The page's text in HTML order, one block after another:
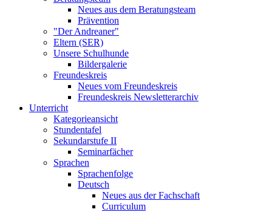
Neues aus dem Beratungsteam
Prävention
"Der Andreaner"
Eltern (SER)
Unsere Schulhunde
Bildergalerie
Freundeskreis
Neues vom Freundeskreis
Freundeskreis Newsletterarchiv
Unterricht
Kategorieansicht
Stundentafel
Sekundarstufe II
Seminarfächer
Sprachen
Sprachenfolge
Deutsch
Neues aus der Fachschaft
Curriculum